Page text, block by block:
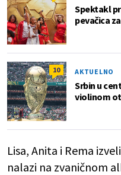
Spektakl
pevačica
10 AKTUELNO
Srbin u
violinom
Lisa, Anita i Rema
nalazi na zvaničnom